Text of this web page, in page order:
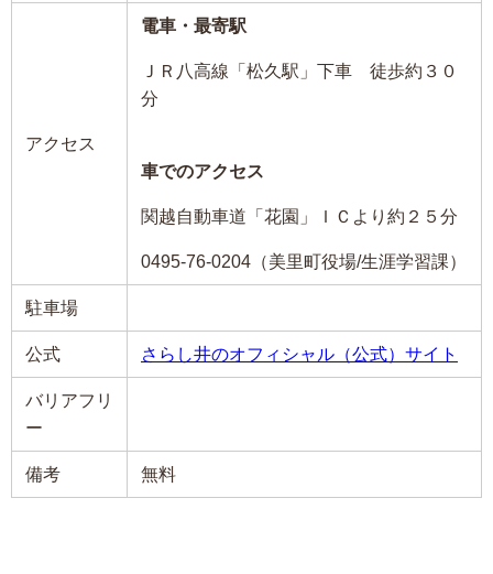
アクセス
電車・最寄駅
ＪＲ八高線「松久駅」下車 徒歩約３０
分
車でのアクセス
関越自動車道「花園」ＩＣより約２５分
0495-76-0204（美里町役場/生涯学習課）
駐車場
公式 さらし井のオフィシャル（公式）サイト
バリアフリ
ー
備考 無料